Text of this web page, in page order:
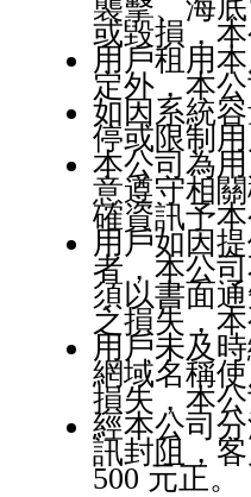
襲擊、海
或毀損，
用戶租用
定外，本
如因系統
停或限制
本公司為
意遵守相
確資訊予
用戶如因
者，本公
須以書面
之損失，
用戶未及
網域名稱
損失，本
經本公司
訊封阻，
500 元正。